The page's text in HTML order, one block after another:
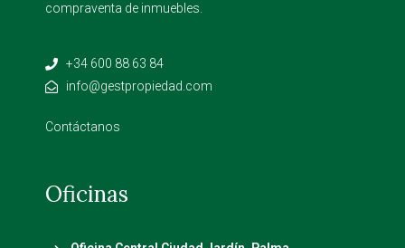
compraventa de inmuebles.
+34 600 88 63 84
info@gestpropiedad.com
Contáctanos
Oficinas